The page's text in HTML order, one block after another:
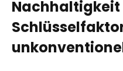
Nachhaltigkeit